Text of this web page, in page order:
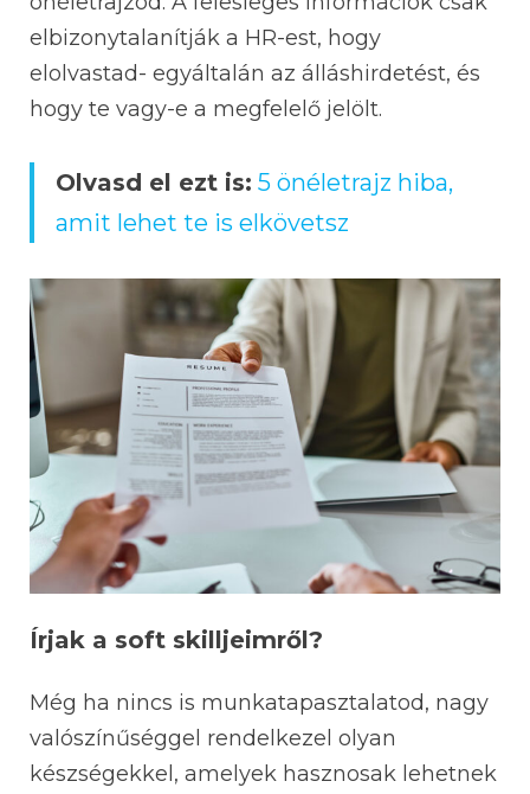
elbizonytalanítják a HR-est, hogy
elolvastad- egyáltalán az álláshirdetést, és
hogy te vagy-e a megfelelő jelölt.
Olvasd el ezt is: 5 önéletrajz hiba,
amit lehet te is elkövetsz
Írjak a soft skilljeimről?
Még ha nincs is munkatapasztalatod, nagy
valószínűséggel rendelkezel olyan
készségekkel, amelyek hasznosak lehetnek